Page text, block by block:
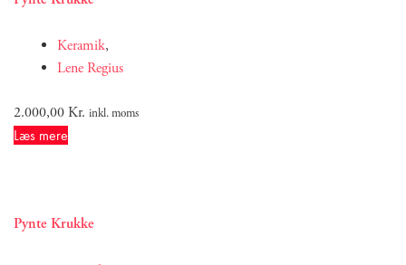
Keramik,
Lene Regius
2.000,00Kr. inkl. moms
Læs mere
Pynte Krukke